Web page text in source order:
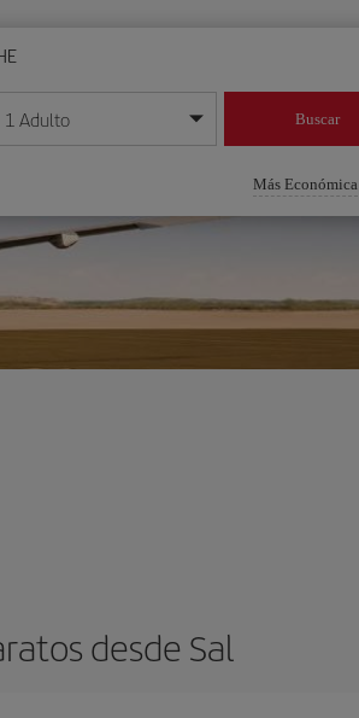
día/mes/año
1 Adulto Buscar
Más Económica
desde Sal